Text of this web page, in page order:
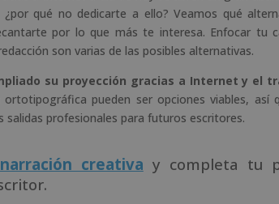
qué no dedicarte a ello? Veamos qué
por lo que más te interesa. Enfocar tu
son varias de las posibles alternativas.
su proyección gracias a Internet y el
pueden ser opciones viables, así
profesionales para futuros escritores.
creativa y completa tu